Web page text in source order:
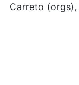
Carreto (orgs),